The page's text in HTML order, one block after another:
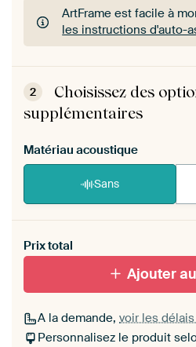
ArtFrame est facile à
les instructions d'auto-
ArtFrame est facile à
les instructions d'auto-
2
supplémentaires
Matériau acoustique
Sans
materiaal toe aan je
Prix total
Ajouter
A la demande, voir les
Personnalisez le produit